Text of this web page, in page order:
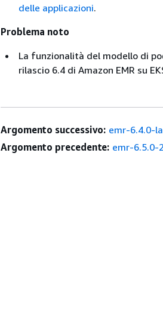
delle applicazioni.
Problema noto
La funzionalità del modello di
rilascio 6.4 di Amazon EMR su
Argomento successivo: emr-6.4.0-
Argomento precedente: emr-6.5.0-